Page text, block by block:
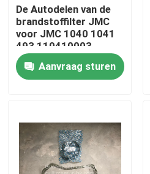
Huis
Ongeveer ons
De Autodelen van de
brandstoffilter JMC
voor JMC 1040 1041
493 110410003
CN3C15 9B328BA
Aanvraag sturen